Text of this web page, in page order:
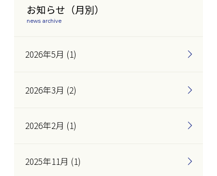
お知らせ（月別）
news archive
2026年5月 (1)
2026年3月 (2)
2026年2月 (1)
2025年11月 (1)